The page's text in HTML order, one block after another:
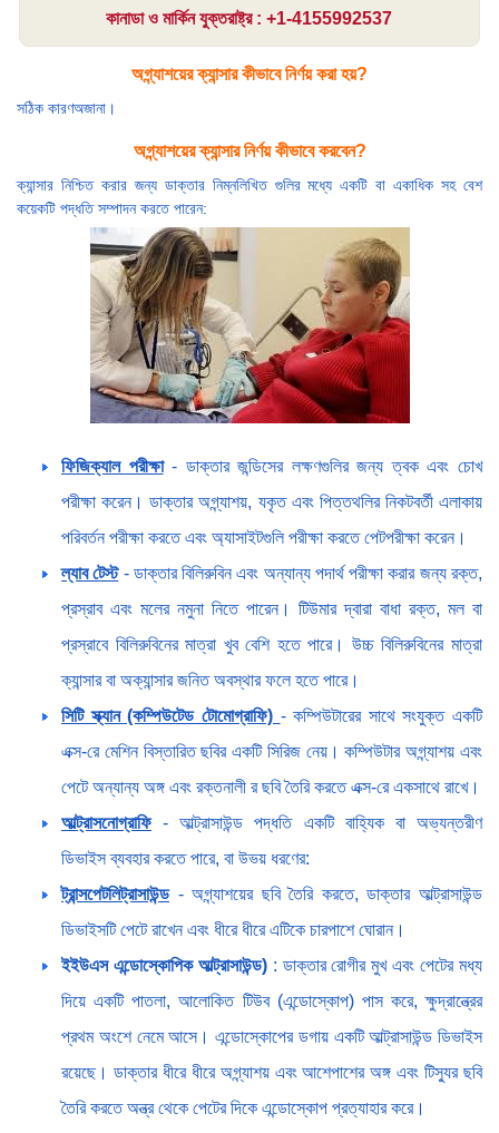
কানাডা ও মার্কিন যুক্তরাষ্ট্র : +1-4155992537
অগ্ন্যাশয়ের ক্যান্সার কীভাবে নির্ণয় করা হয়?
সঠিক কারণঅজানা।
অগ্ন্যাশয়ের ক্যান্সার নির্ণয় কীভাবে করবেন?
ক্যান্সার নিশ্চিত করার জন্য ডাক্তার নিম্নলিখিত গুলির মধ্যে একটি বা একাধিক সহ বেশ
কয়েকটি পদ্ধতি সম্পাদন করতে পারেন:
ফিজিক্যাল পরীক্ষা- ডাক্তার জন্ডিসের লক্ষণগুলির জন্য ত্বক এবং চোখ
পরীক্ষা করেন। ডাক্তার অগ্ন্যাশয়, যকৃত এবং পিত্তথলির নিকটবর্তী এলাকায়
পরিবর্তন পরীক্ষা করতে এবং অ্যাসাইটগুলি পরীক্ষা করতে পেটপরীক্ষা করেন।
ল্যাব টেস্ট- ডাক্তার বিলিরুবিন এবং অন্যান্য পদার্থ পরীক্ষা করার জন্য রক্ত,
প্রস্রাব এবং মলের নমুনা নিতে পারেন। টিউমার দ্বারা বাধা রক্ত, মল বা
প্রস্রাবে বিলিরুবিনের মাত্রা খুব বেশি হতে পারে। উচ্চ বিলিরুবিনের মাত্রা
ক্যান্সার বা অক্যান্সার জনিত অবস্থার ফলে হতে পারে।
সিটি স্ক্যান (কম্পিউটেড টোমোগ্রাফি) - কম্পিউটারের সাথে সংযুক্ত একটি
এক্স-রে মেশিন বিস্তারিত ছবির একটি সিরিজ নেয়। কম্পিউটার অগ্ন্যাশয় এবং
পেটে অন্যান্য অঙ্গ এবং রক্তনালী র ছবি তৈরি করতে এক্স-রে একসাথে রাখে।
আল্ট্রাসনোগ্রাফি- আল্ট্রাসাউন্ড পদ্ধতি একটি বাহ্যিক বা অভ্যন্তরীণ
ডিভাইস ব্যবহার করতে পারে, বা উভয় ধরণের:
ট্রান্সপেটলিট্রাসাউন্ড- অগ্ন্যাশয়ের ছবি তৈরি করতে, ডাক্তার আল্ট্রাসাউন্ড
ডিভাইসটি পেটে রাখেন এবং ধীরে ধীরে এটিকে চারপাশে ঘোরান।
ইইউএস এন্ডোস্কোপিক আল্ট্রাসাউন্ড) : ডাক্তার রোগীর মুখ এবং পেটের মধ্য
দিয়ে একটি পাতলা, আলোকিত টিউব (এন্ডোস্কোপ) পাস করে, ক্ষুদ্রান্ত্রের
প্রথম অংশে নেমে আসে। এন্ডোস্কোপের ডগায় একটি আল্ট্রাসাউন্ড ডিভাইস
রয়েছে। ডাক্তার ধীরে ধীরে অগ্ন্যাশয় এবং আশেপাশের অঙ্গ এবং টিস্যুর ছবি
তৈরি করতে অন্ত্র থেকে পেটের দিকে এন্ডোস্কোপ প্রত্যাহার করে।